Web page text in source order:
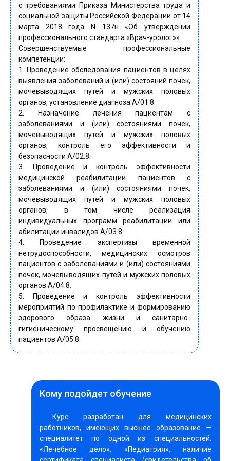
с требованиями Приказа Министерства труда и
социальной защиты Российской Федерации от 14
марта 2018 года N 137н «Об утверждении
профессионального стандарта «Врач-уролог»».
Совершенствуемые профессиональные
компетенции:
1. Проведение обследования пациентов в целях
выявления заболеваний и (или) состояний почек,
мочевыводящих путей и мужских половых
органов, установление диагноза А/01.8.
2. Назначение лечения пациентам с
заболеваниями и (или) состояниями почек,
мочевыводящих путей и мужских половых
органов, контроль его эффективности и
безопасности А/02.8.
3. Проведение и контроль эффективности
медицинской реабилитации пациентов с
заболеваниями и (или) состояниями почек,
мочевыводящих путей и мужских половых
органов, в том числе реализация
индивидуальных программ реабилитации или
абилитации инвалидов А/03.8.
4. Проведение экспертизы временной
нетрудоспособности, медицинских осмотров
пациентов с заболеваниями и (или) состояниями
почек, мочевыводящих путей и мужских половых
органов А/04.8.
5. Проведение и контроль эффективности
мероприятий по профилактике и формированию
здорового образа жизни и санитарно-
гигиеническому просвещению и обучению
пациентов А/05.8
Кому подойдет обучение
Курс разработан для медицинских
работников, имеющих высшее образование —
специалитет по одной из специальностей:
«Лечебное дело», «Педиатрия», наличие